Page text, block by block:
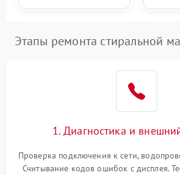
Этапы ремонта стиральной
1. Диагностика и
Проверка подключения к сети,
Считывание кодов ошибок с дисплея.